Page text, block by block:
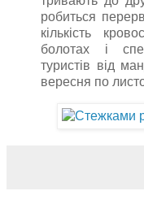
робиться
кількість
болотах і
туристів від
вересня по